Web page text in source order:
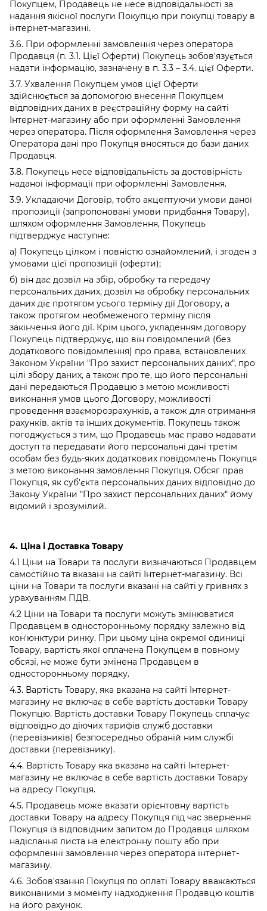
Покупцем, Продавець не несе відповідальності за
надання якісної послуги Покупцю при покупці товару в
інтернет-магазині.
3.6. При оформленні замовлення через оператора
Продавця (п. 3.1. Цієї Оферти) Покупець зобов'язується
надати інформацію, зазначену в п. 3.3 – 3.4. цієї Оферти.
3.7. Ухвалення Покупцем умов цієї Оферти
здійснюється за допомогою внесення Покупцем
відповідних даних в реєстраційну форму на сайті
Інтернет-магазину або при оформленні Замовлення
через оператора. Після оформлення Замовлення через
Оператора дані про Покупця вносяться до бази даних
Продавця.
3.8. Покупець несе відповідальність за достовірність
наданої інформації при оформленні Замовлення.
3.9. Укладаючи Договір, тобто акцептуючи умови даної
пропозиції (запропоновані умови придбання Товару),
шляхом оформлення Замовлення, Покупець
підтверджує наступне:
а) Покупець цілком і повністю ознайомлений, і згоден з
умовами цієї пропозиції (оферти);
б) він дає дозвіл на збір, обробку та передачу
персональних даних, дозвіл на обробку персональних
даних діє протягом усього терміну дії Договору, а
також протягом необмеженого терміну після
закінчення його дії. Крім цього, укладенням договору
Покупець підтверджує, що він повідомлений (без
додаткового повідомлення) про права, встановлених
Законом України "Про захист персональних даних", про
цілі збору даних, а також про те, що його персональні
дані передаються Продавцю з метою можливості
виконання умов цього Договору, можливості
проведення взаєморозрахунків, а також для отримання
рахунків, актів та інших документів. Покупець також
погоджується з тим, що Продавець має право надавати
доступ та передавати його персональні дані третім
особам без будь-яких додаткових повідомлень Покупця
з метою виконання замовлення Покупця. Обсяг прав
Покупця, як суб'єкта персональних даних відповідно до
Закону України "Про захист персональних даних" йому
відомий і зрозумілий.
4. Ціна і Доставка Товару
4.1 Ціни на Товари та послуги визначаються Продавцем
самостійно та вказані на сайті Інтернет-магазину. Всі
ціни на Товари та послуги вказані на сайті у гривнях з
урахуванням ПДВ.
4.2 Ціни на Товари та послуги можуть змінюватися
Продавцем в односторонньому порядку залежно від
кон'юнктури ринку. При цьому ціна окремої одиниці
Товару, вартість якої оплачена Покупцем в повному
обсязі, не може бути змінена Продавцем в
односторонньому порядку.
4.3. Вартість Товару, яка вказана на сайті Інтернет-
магазину не включає в себе вартість доставки Товару
Покупцю. Вартість доставки Товару Покупець сплачує
відповідно до діючих тарифів служб доставки
(перевізників) безпосередньо обраній ним службі
доставки (перевізнику).
4.4. Вартість Товару яка вказана на сайті Інтернет-
магазину не включає в себе вартість доставки Товару
на адресу Покупця.
4.5. Продавець може вказати орієнтовну вартість
доставки Товару на адресу Покупця під час звернення
Покупця із відповідним запитом до Продавця шляхом
надіслання листа на електронну пошту або при
оформленні замовлення через оператора інтернет-
магазину.
4.6. Зобов'язання Покупця по оплаті Товару вважаються
виконаними з моменту надходження Продавцю коштів
на його рахунок.